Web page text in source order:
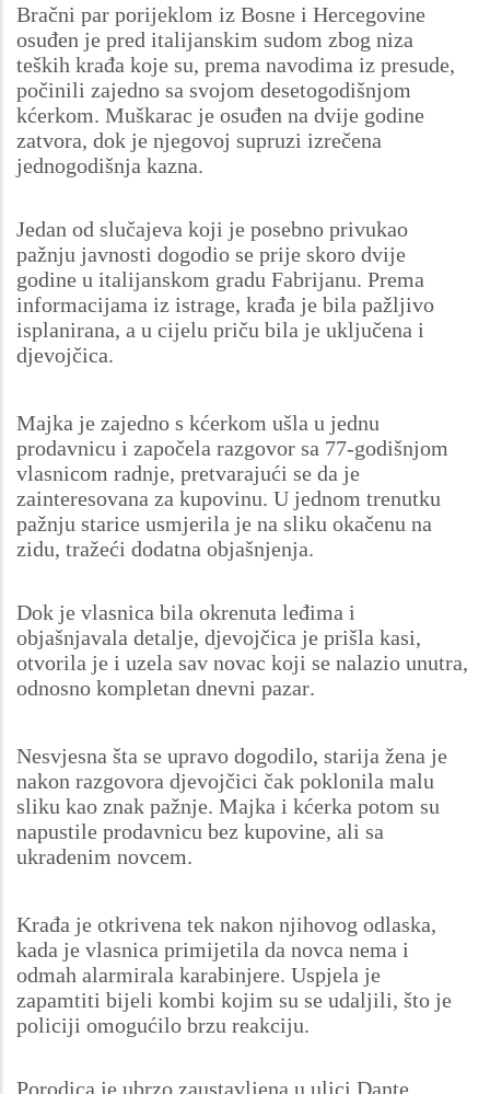
Bračni par porijeklom iz Bosne i Hercegovine
osuđen je pred italijanskim sudom zbog niza
teških krađa koje su, prema navodima iz presude,
počinili zajedno sa svojom desetogodišnjom
kćerkom. Muškarac je osuđen na dvije godine
zatvora, dok je njegovoj supruzi izrečena
jednogodišnja kazna.
Jedan od slučajeva koji je posebno privukao
pažnju javnosti dogodio se prije skoro dvije
godine u italijanskom gradu Fabrijanu. Prema
informacijama iz istrage, krađa je bila pažljivo
isplanirana, a u cijelu priču bila je uključena i
djevojčica.
Majka je zajedno s kćerkom ušla u jednu
prodavnicu i započela razgovor sa 77-godišnjom
vlasnicom radnje, pretvarajući se da je
zainteresovana za kupovinu. U jednom trenutku
pažnju starice usmjerila je na sliku okačenu na
zidu, tražeći dodatna objašnjenja.
Dok je vlasnica bila okrenuta leđima i
objašnjavala detalje, djevojčica je prišla kasi,
otvorila je i uzela sav novac koji se nalazio unutra,
odnosno kompletan dnevni pazar.
Nesvjesna šta se upravo dogodilo, starija žena je
nakon razgovora djevojčici čak poklonila malu
sliku kao znak pažnje. Majka i kćerka potom su
napustile prodavnicu bez kupovine, ali sa
ukradenim novcem.
Krađa je otkrivena tek nakon njihovog odlaska,
kada je vlasnica primijetila da novca nema i
odmah alarmirala karabinjere. Uspjela je
zapamtiti bijeli kombi kojim su se udaljili, što je
policiji omogućilo brzu reakciju.
Porodica je ubrzo zaustavljena u ulici Dante,